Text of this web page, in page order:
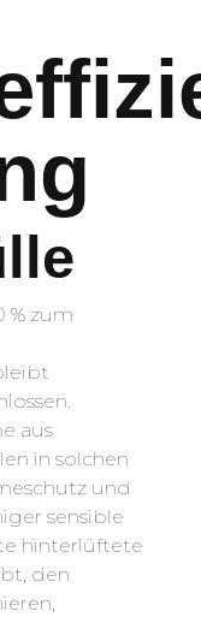
% zum
aus
in solchen
und
sensible
hinterlüftete
den